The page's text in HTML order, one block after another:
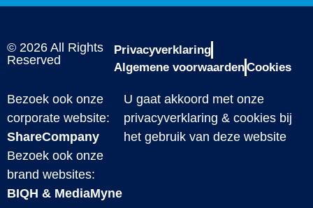
© 2026 All Rights
Reserved
Privacyverklaring
Algemene voorwaardenCookies
Bezoek ook onze
corporate website:
ShareCompany
Bezoek ook onze
brand websites:
BIQH & MediaMyne
U gaat akkoord met onze
privacyverklaring & cookies bij
het gebruik van deze website